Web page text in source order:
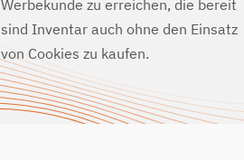
Werbekunde zu erreichen, die bereit
sind Inventar auch ohne den Einsatz
von Cookies zu kaufen.